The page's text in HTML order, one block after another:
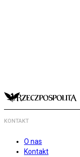
KONTAKT
O nas
Kontakt